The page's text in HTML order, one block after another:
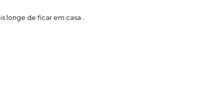
longe de ficar em casa...